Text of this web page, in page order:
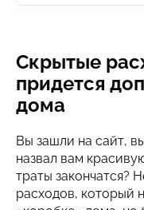
Скрытые
придется
дома
Вы зашли на сайт,
назвал вам
траты закончатся?
расходов, который